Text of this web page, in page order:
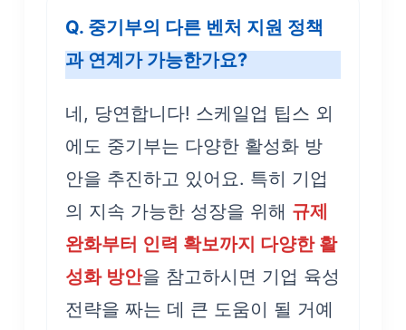
Q. 중기부의 다른 벤처 지원 정책
과 연계가 가능한가요?
네, 당연합니다! 스케일업 팁스 외
에도 중기부는 다양한 활성화 방
안을 추진하고 있어요. 특히 기업
의 지속 가능한 성장을 위해 규제
완화부터 인력 확보까지 다양한 활
성화 방안을 참고하시면 기업 육성
전략을 짜는 데 큰 도움이 될 거예